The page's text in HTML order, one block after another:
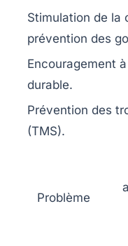
Stimulation de la
prévention des
Encouragement
durable.
Prévention des
(TMS).
Problème